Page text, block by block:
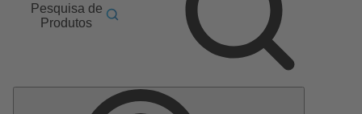
Pesquisa de
Produtos